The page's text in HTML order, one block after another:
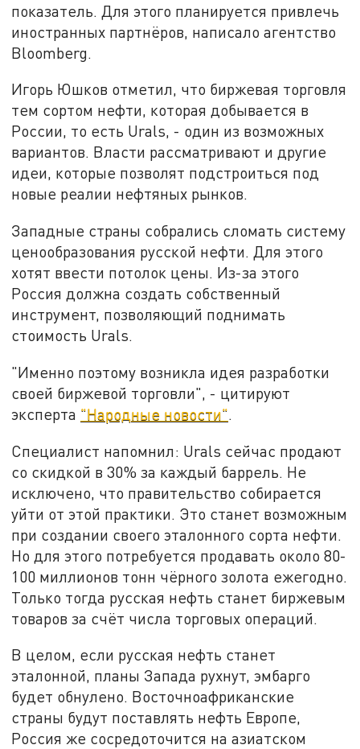
показатель. Для этого планируется привлечь
иностранных партнёров, написало агентство
Bloomberg.
Игорь Юшков отметил, что биржевая торговля
тем сортом нефти, которая добывается в
России, то есть Urals, - один из возможных
вариантов. Власти рассматривают и другие
идеи, которые позволят подстроиться под
новые реалии нефтяных рынков.
Западные страны собрались сломать систему
ценообразования русской нефти. Для этого
хотят ввести потолок цены. Из-за этого
Россия должна создать собственный
инструмент, позволяющий поднимать
стоимость Urals.
"Именно поэтому возникла идея разработки
своей биржевой торговли", - цитируют
эксперта "Народные новости".
Специалист напомнил: Urals сейчас продают
со скидкой в 30% за каждый баррель. Не
исключено, что правительство собирается
уйти от этой практики. Это станет возможным
при создании своего эталонного сорта нефти.
Но для этого потребуется продавать около 80-
100 миллионов тонн чёрного золота ежегодно.
Только тогда русская нефть станет биржевым
товаров за счёт числа торговых операций.
В целом, если русская нефть станет
эталонной, планы Запада рухнут, эмбарго
будет обнулено. Восточноафриканские
страны будут поставлять нефть Европе,
Россия же сосредоточится на азиатском